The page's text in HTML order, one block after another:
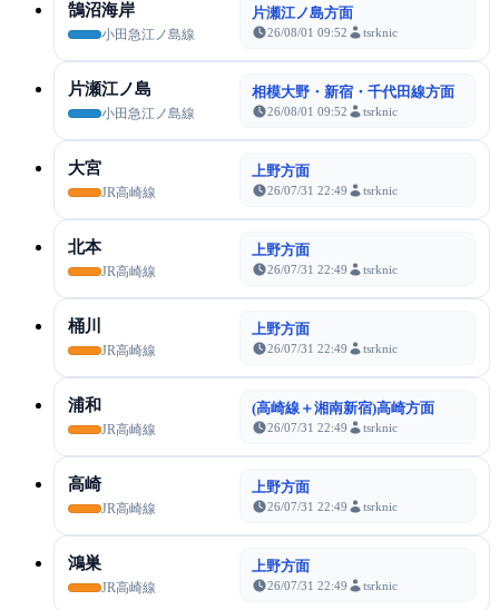
鵠沼海岸
小田急江ノ島線
片瀬江ノ島方面
26/08/01 09:52 tsrknic
片瀬江ノ島
小田急江ノ島線
相模大野・新宿・千代田線方面
26/08/01 09:52 tsrknic
大宮
JR高崎線
上野方面
26/07/31 22:49 tsrknic
北本
JR高崎線
上野方面
26/07/31 22:49 tsrknic
桶川
JR高崎線
上野方面
26/07/31 22:49 tsrknic
浦和
JR高崎線
(高崎線＋湘南新宿)高崎方面
26/07/31 22:49 tsrknic
高崎
JR高崎線
上野方面
26/07/31 22:49 tsrknic
鴻巣
JR高崎線
上野方面
26/07/31 22:49 tsrknic